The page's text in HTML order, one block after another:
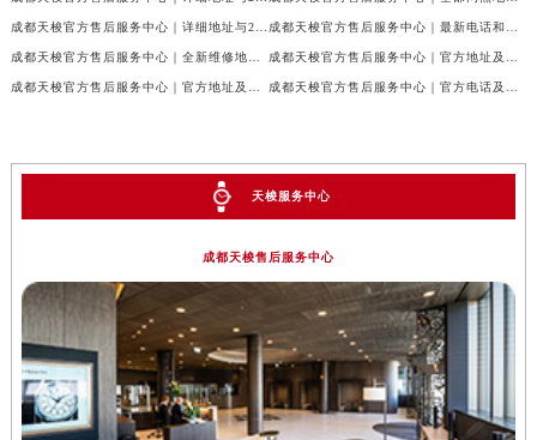
天梭服务中心
成都天梭售后服务中心